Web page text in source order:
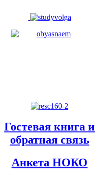
Гостевая книга и
обратная связь
Анкета НОКО